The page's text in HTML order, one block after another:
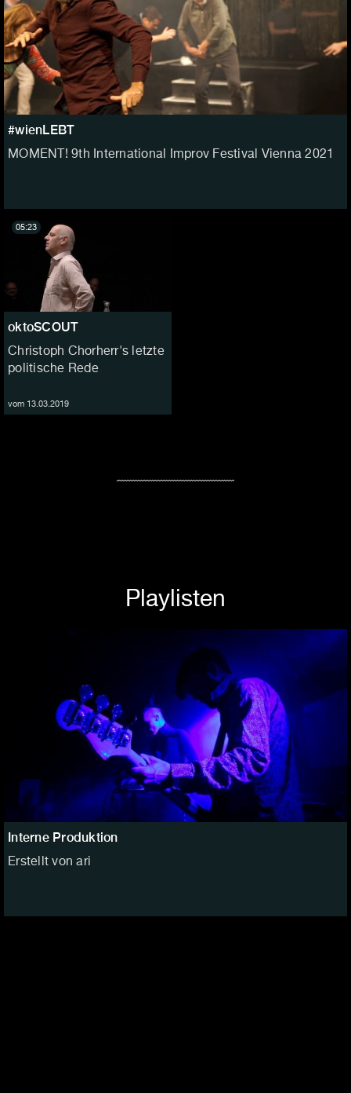
#wienLEBT
MOMENT! 9th International Improv Festival Vienna 2021
oktoSCOUT
Christoph Chorherr's letzte
politische Rede
vom 13.03.2019
05:23
Playlisten
Interne Produktion
Erstellt von ari